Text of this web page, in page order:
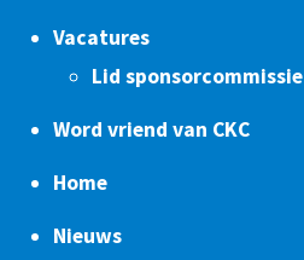
Vacatures
Lid sponsorcommissie
Word vriend van CKC
Home
Nieuws